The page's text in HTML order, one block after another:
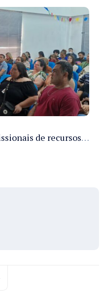
Manausprev capacita profissionais de recursos humanos para agilizar concessão de aposentadorias no município